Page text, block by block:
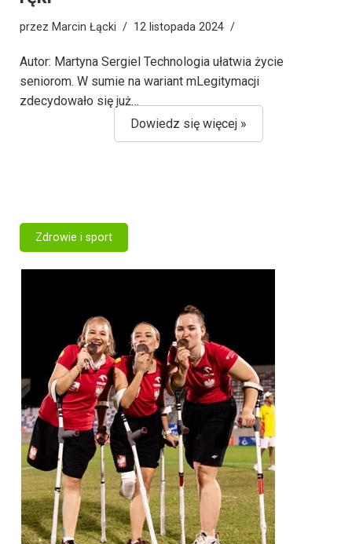
przez Marcin Łącki 12 listopada 2024
Autor: Martyna Sergiel Technologia ułatwia życie
seniorom. W sumie na wariant mLegitymacji
zdecydowało się już…
Dowiedz się więcej »
Zdrowie i sport